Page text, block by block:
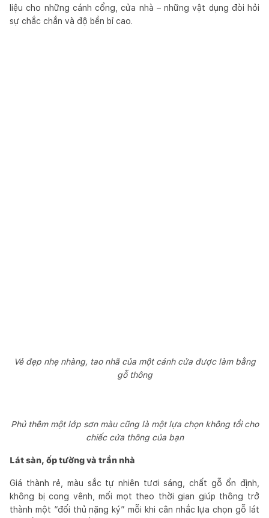
liệu cho những cánh cổng, cửa nhà – những vật dụng đòi hỏi
sự chắc chắn và độ bền bỉ cao.
Vẻ đẹp nhẹ nhàng, tao nhã của một cánh cửa được làm bằng
gỗ thông
Phủ thêm một lớp sơn màu cũng là một lựa chọn không tồi cho
chiếc cửa thông của bạn
Lát sàn, ốp tường và trần nhà
Giá thành rẻ, màu sắc tự nhiên tươi sáng, chất gỗ ổn định,
không bị cong vênh, mối mọt theo thời gian giúp thông trở
thành một “đối thủ nặng ký” mỗi khi cân nhắc lựa chọn gỗ lát